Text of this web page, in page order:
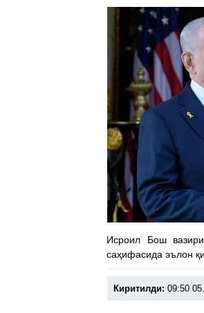
Исроил Бош
саҳифасида эълон
Киритилди: 09:50